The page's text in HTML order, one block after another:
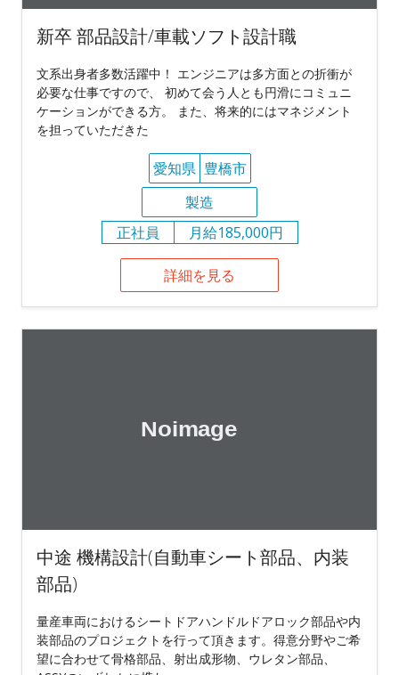
新卒 部品設計/車載ソフト設計職
文系出身者多数活躍中！ エンジニアは多方面との折衝が
必要な仕事ですので、 初めて会う人とも円滑にコミュニ
ケーションができる方。 また、将来的にはマネジメント
を担っていただきた
愛知県 豊橋市
製造
正社員
月給185,000円
詳細を見る
中途 機構設計(自動車シート部品、内装
部品)
量産車両におけるシートドアハンドルドアロック部品や内
装部品のプロジェクトを行って頂きます。得意分野やご希
望に合わせて骨格部品、射出成形物、ウレタン部品、